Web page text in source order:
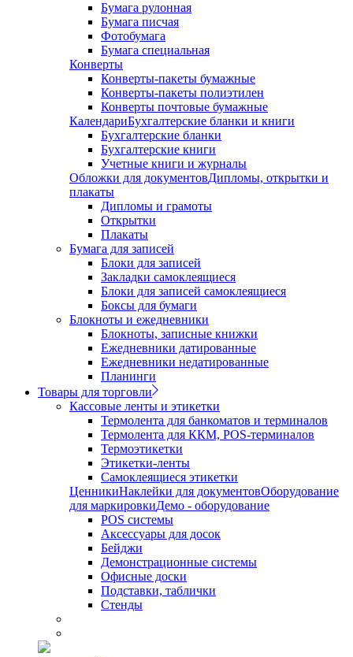
Бумага рулонная
Бумага писчая
Фотобумага
Бумага специальная
Конверты
Конверты-пакеты бумажные
Конверты-пакеты полиэтилен
Конверты почтовые бумажные
КалендариБухгалтерские бланки и книги
Бухгалтерские бланки
Бухгалтерские книги
Учетные книги и журналы
Обложки для документовДипломы, открытки и
плакаты
Дипломы и грамоты
Открытки
Плакаты
Бумага для записей
Блоки для записей
Закладки самоклеящиеся
Блоки для записей самоклеящиеся
Боксы для бумаги
Блокноты и ежедневники
Блокноты, записные книжки
Ежедневники датированные
Ежедневники недатированные
Планинги
Товары для торговли
Кассовые ленты и этикетки
Термолента для банкоматов и терминалов
Термолента для ККМ, POS-терминалов
Термоэтикетки
Этикетки-ленты
Самоклеящиеся этикетки
ЦенникиНаклейки для документовОборудование
для маркировкиДемо - оборудование
POS системы
Аксессуары для досок
Бейджи
Демонстрационные системы
Офисные доски
Подставки, таблички
Стенды